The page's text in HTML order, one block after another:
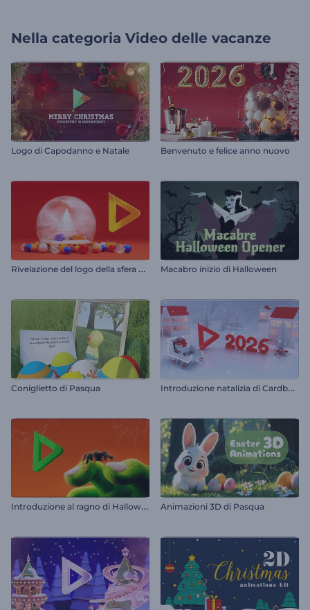
Nella categoria Video delle vacanze
Logo di Capodanno e Natale Benvenuto e felice anno nuovo
R
ivelazione del logo della sfera di neve Macabro inizio di Halloween
Coniglietto di Pasqua I
ntroduzione natalizia di Cardboard City
I
ntroduzione al ragno di Halloween Animazioni 3D di Pasqua